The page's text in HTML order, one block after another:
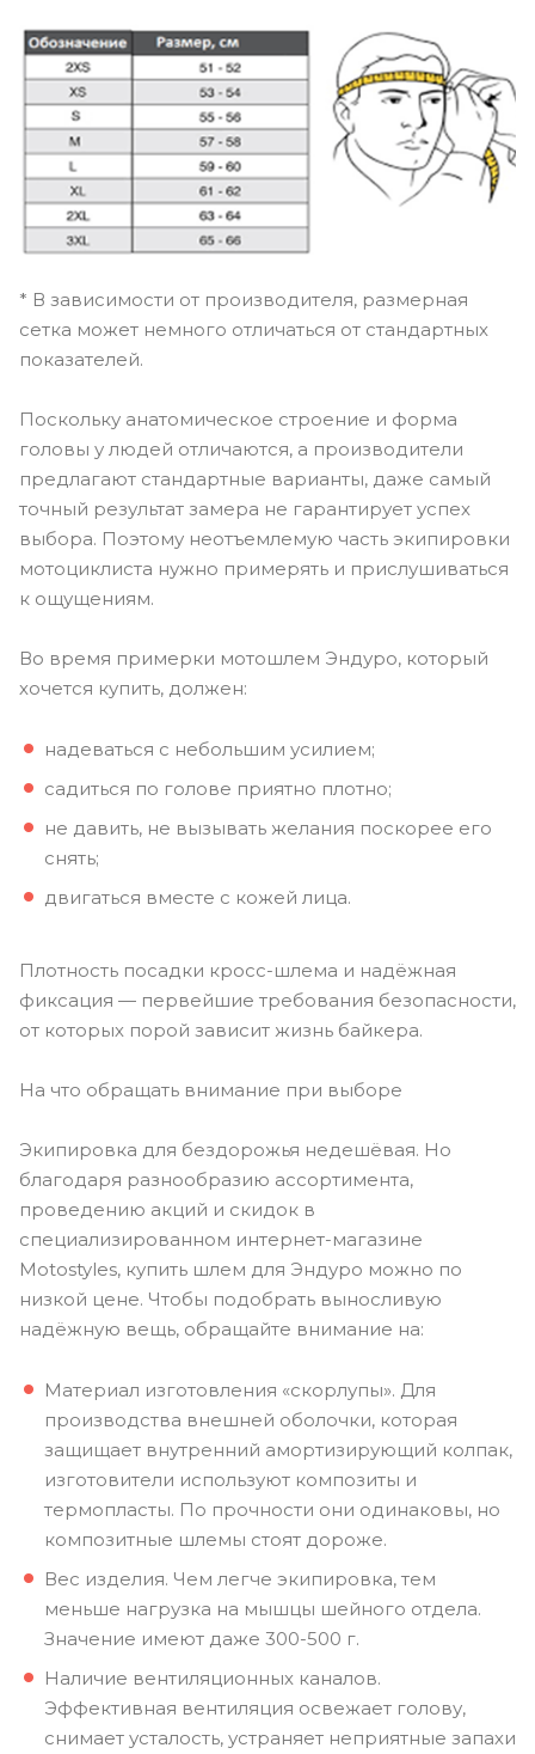
* В зависимости от производителя, размерная
сетка может немного отличаться от стандартных
показателей.
Поскольку анатомическое строение и форма
головы у людей отличаются, а производители
предлагают стандартные варианты, даже самый
точный результат замера не гарантирует успех
выбора. Поэтому неотъемлемую часть экипировки
мотоциклиста нужно примерять и прислушиваться
к ощущениям.
Во время примерки мотошлем Эндуро, который
хочется купить, должен:
надеваться с небольшим усилием;
садиться по голове приятно плотно;
не давить, не вызывать желания поскорее его
снять;
двигаться вместе с кожей лица.
Плотность посадки кросс-шлема и надёжная
фиксация — первейшие требования безопасности,
от которых порой зависит жизнь байкера.
На что обращать внимание при выборе
Экипировка для бездорожья недешёвая. Но
благодаря разнообразию ассортимента,
проведению акций и скидок в
специализированном интернет-магазине
Motostyles, купить шлем для Эндуро можно по
низкой цене. Чтобы подобрать выносливую
надёжную вещь, обращайте внимание на:
Материал изготовления «скорлупы». Для
производства внешней оболочки, которая
защищает внутренний амортизирующий колпак,
изготовители используют композиты и
термопласты. По прочности они одинаковы, но
композитные шлемы стоят дороже.
Вес изделия. Чем легче экипировка, тем
меньше нагрузка на мышцы шейного отдела.
Значение имеют даже 300-500 г.
Наличие вентиляционных каналов.
Эффективная вентиляция освежает голову,
снимает усталость, устраняет неприятные запахи